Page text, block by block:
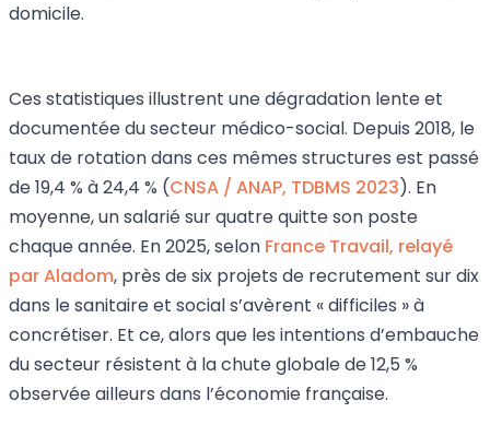
domicile.
Ces statistiques illustrent une dégradation lente et
documentée du secteur médico-social. Depuis 2018, le
taux de rotation dans ces mêmes structures est passé
de 19,4 % à 24,4 % (CNSA / ANAP, TDBMS 2023). En
moyenne, un salarié sur quatre quitte son poste
chaque année. En 2025, selon France Travail, relayé
par Aladom, près de six projets de recrutement sur dix
dans le sanitaire et social s’avèrent « difficiles » à
concrétiser. Et ce, alors que les intentions d’embauche
du secteur résistent à la chute globale de 12,5 %
observée ailleurs dans l’économie française.